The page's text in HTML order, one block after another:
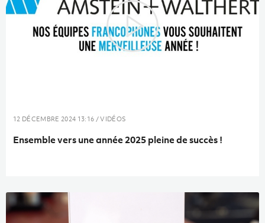
12 DÉCEMBRE 2024 13:16 / VIDÉOS
Ensemble vers une année 2025 pleine de succès !